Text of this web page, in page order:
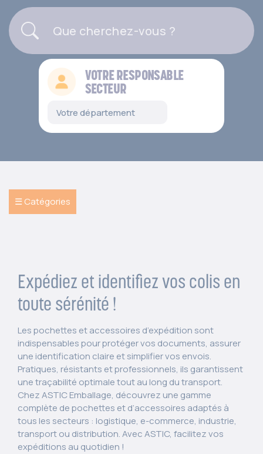
VOTRE RESPONSABLE
SECTEUR
☰ Catégories
Expédiez et identifiez vos colis en
toute sérénité !
Les pochettes et accessoires d’expédition sont
indispensables pour protéger vos documents, assurer
une identification claire et simplifier vos envois.
Pratiques, résistants et professionnels, ils garantissent
une traçabilité optimale tout au long du transport.
Chez ASTIC Emballage, découvrez une gamme
complète de pochettes et d’accessoires adaptés à
tous les secteurs : logistique, e-commerce, industrie,
transport ou distribution. Avec ASTIC, facilitez vos
expéditions au quotidien !